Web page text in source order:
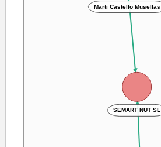
SEMART NUT SL
Marti Castello Musellas